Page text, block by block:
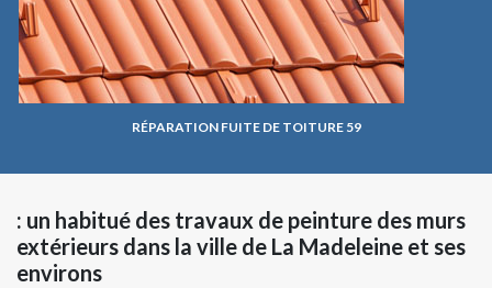
RÉPARATION FUITE DE TOITURE 59
: un habitué des travaux de peinture des murs
extérieurs dans la ville de La Madeleine et ses
environs